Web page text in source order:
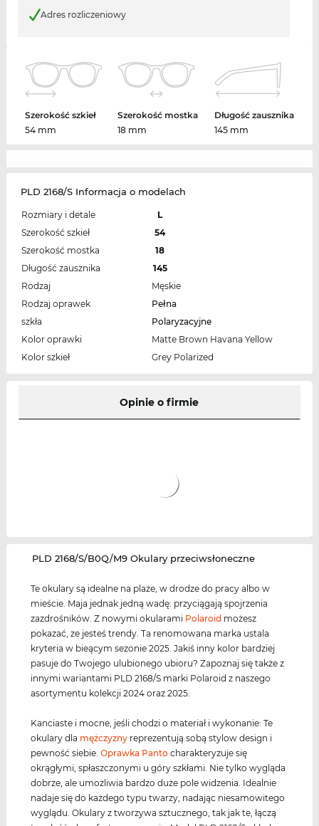
Adres rozliczeniowy
Szerokość szkieł
54 mm
Szerokość mostka
18 mm
Długość zausznika
145 mm
PLD 2168/S Informacja o modelach
Rozmiary i detale
L
Szerokość szkieł
54
Szerokość mostka
18
Długość zausznika
145
Rodzaj
Męskie
Rodzaj oprawek
Pełna
szkła
Polaryzacyjne
Kolor oprawki
Matte Brown Havana Yellow
Kolor szkieł
Grey Polarized
Opinie o firmie
‌PLD 2168/S/B0Q/M9 Okulary przeciwsłoneczne
Te okulary są idealne na plaże, w drodze do pracy albo w
mieście. Maja jednak jedną wadę: przyciągają spojrzenia
zazdrośników. Z nowymi okularami Polaroid możesz
pokazać, ze jesteś trendy. Ta renomowana marka ustala
kryteria w bieącym sezonie 2025. Jakiś inny kolor bardziej
pasuje do Twojego ulubionego ubioru? Zapoznaj się także z
innymi wariantami PLD 2168/S marki Polaroid z naszego
asortymentu kolekcji 2024 oraz 2025.
Kanciaste i mocne, jeśli chodzi o materiał i wykonanie: Te
okulary dla mężczyzny reprezentują sobą stylow design i
pewność siebie.Oprawka Panto charakteryzuje się
okrągłymi, spłaszczonymi u góry szkłami. Nie tylko wygląda
dobrze, ale umożliwia bardzo duże pole widzenia. Idealnie
nadaje się do każdego typu twarzy, nadając niesamowitego
wyglądu. Okulary z tworzywa sztucznego, tak jak te, łączą